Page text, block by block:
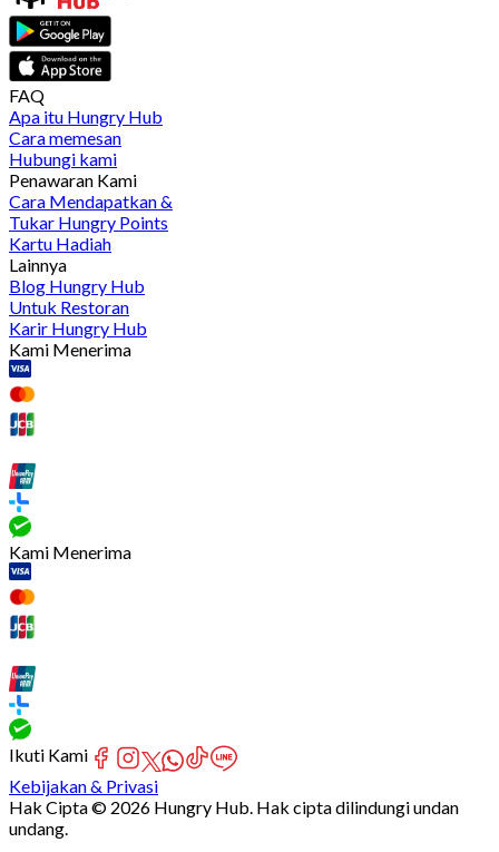
FAQ
Apa itu Hungry Hub
Cara memesan
Hubungi kami
Penawaran Kami
Cara Mendapatkan &
Tukar Hungry Points
Kartu Hadiah
Lainnya
Blog Hungry Hub
Untuk Restoran
Karir Hungry Hub
Kami Menerima
Kami Menerima
Ikuti Kami
Kebijakan & Privasi
Hak Cipta © 2026 Hungry Hub. Hak cipta dilindungi undan
undang.